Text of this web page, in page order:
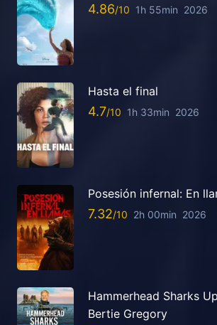
4.86 1h 55min 2026
Hasta el final
4.7 1h 33min 2026
Posesión infernal: En
7.32 2h 00min 2026
Hammerhead Sharks
Bertie Gregory